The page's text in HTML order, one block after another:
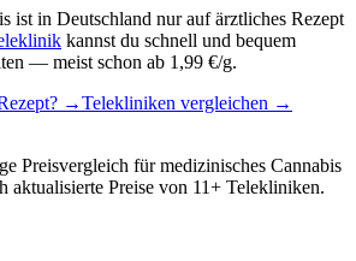
ist in Deutschland nur auf ärztliches Rezept
kannst du schnell und bequem
— meist schon ab 1,99 €/g.
→Telekliniken vergleichen →
Preisvergleich für medizinisches Cannabis
aktualisierte Preise von 11+ Telekliniken.